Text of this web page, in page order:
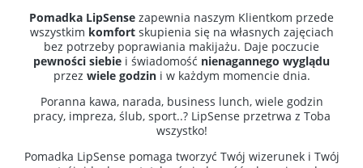
Pomadka LipSense zapewnia naszym Klientkom przede
wszystkim komfort skupienia się na własnych zajęciach
bez potrzeby poprawiania makijażu. Daje poczucie
pewności siebie i świadomość nienagannego wyglądu
przez wiele godzini w każdym momencie dnia.
Poranna kawa, narada, business lunch, wiele godzin
pracy, impreza, ślub, sport..? LipSense przetrwa z Toba
wszystko!
Pomadka LipSense pomaga tworzyć Twój wizerunek i Twój